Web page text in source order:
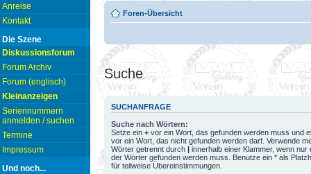
Anreise
Kontakt
Die Szene
Diskussionsforum
Forum Archiv
Forum (englisch)
Kleinanzeigen
Seriennummern
anmelden / suchen
Termine
Impressum
Und noch...
Foren-Übersicht
Suche
SUCHANFRAGE
Suche nach Wörtern:
Setze ein + vor ein Wort, das gefunden werden muss und
vor ein Wort, das nicht gefunden werden darf. Verwende
Wörter getrennt durch | innerhalb einer Klammer, wenn nur
der Wörter gefunden werden muss. Benutze ein * als
für teilweise Übereinstimmungen.